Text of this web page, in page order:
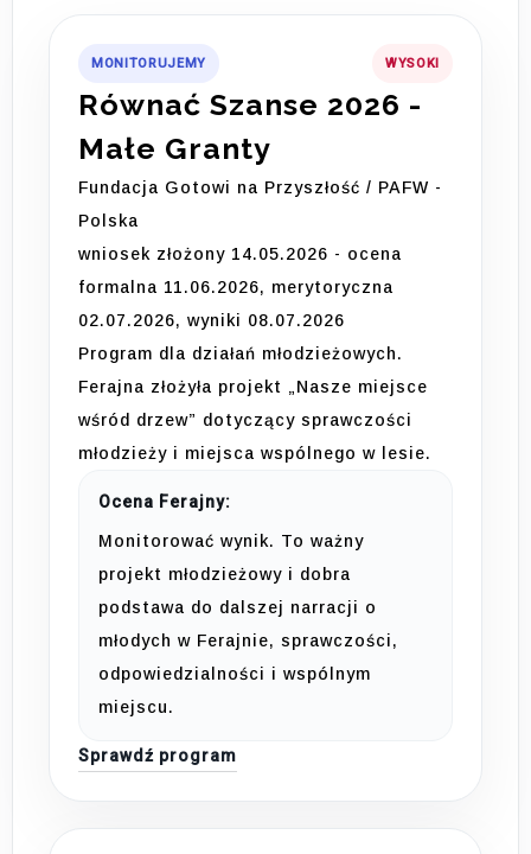
MONITORUJEMY WYSOKI
Równać Szanse 2026 -
Małe Granty
Fundacja Gotowi na Przyszłość / PAFW -
Polska
wniosek złożony 14.05.2026 - ocena
formalna 11.06.2026, merytoryczna
02.07.2026, wyniki 08.07.2026
Program dla działań młodzieżowych.
Ferajna złożyła projekt „Nasze miejsce
wśród drzew” dotyczący sprawczości
młodzieży i miejsca wspólnego w lesie.
Ocena Ferajny:
Monitorować wynik. To ważny
projekt młodzieżowy i dobra
podstawa do dalszej narracji o
młodych w Ferajnie, sprawczości,
odpowiedzialności i wspólnym
miejscu.
Sprawdź program